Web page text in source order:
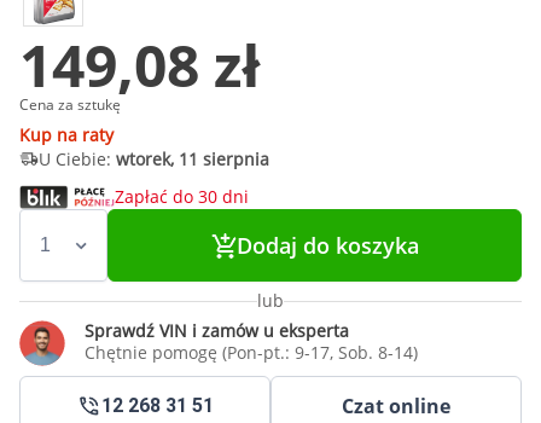
149,08 zł
Cena za sztukę
Kup na raty
U Ciebie: wtorek, 11 sierpnia
Zapłać do 30 dni
Dodaj do koszyka
lub
Sprawdź VIN i zamów u eksperta
Chętnie pomogę (Pon-pt.: 9-17, Sob. 8-14)
12 268 31 51 Czat online